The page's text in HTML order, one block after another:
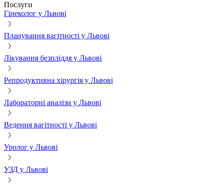
Послуги
Гінеколог у Львові
Планування вагітності у Львові
Лікування безпліддя у Львові
Репродуктивна хірургія у Львові
Лабораторні аналізи у Львові
Ведення вагітності у Львові
Уролог у Львові
УЗД у Львові